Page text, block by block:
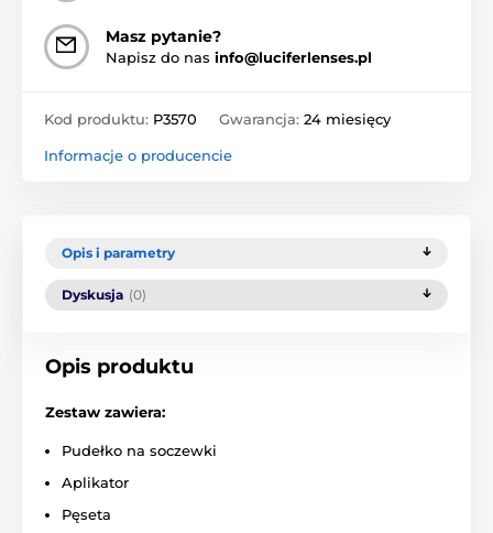
Masz pytanie?
Napisz do nas info@luciferlenses.pl
Kod produktu: P3570 Gwarancja: 24 miesięcy
Informacje o producencie
Opis i parametry
Dyskusja (0)
Opis produktu
Zestaw zawiera:
Pudełko na soczewki
Aplikator
Pęseta